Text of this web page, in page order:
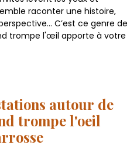
raconter une histoire,
C’est ce genre de
trompe l'œil apporte à votre
autour de
trompe l'oeil